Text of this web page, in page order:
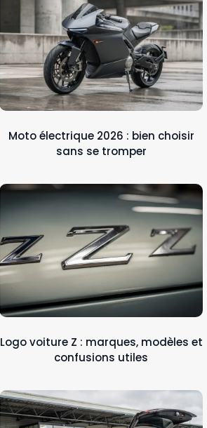
Moto électrique 2026 : bien choisir
sans se tromper
Logo voiture Z : marques, modèles et
confusions utiles